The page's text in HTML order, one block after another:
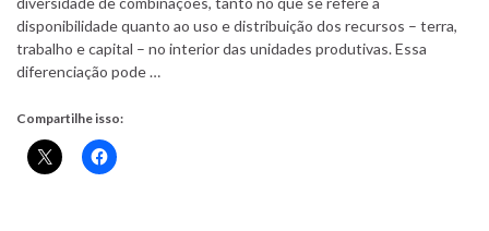
disponibilidade quanto ao uso e distribuição dos recursos – terra,
trabalho e capital – no interior das unidades produtivas. Essa
diferenciação pode …
Compartilhe isso: